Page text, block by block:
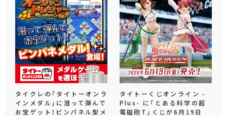
タイクレの「タイトーオンラ
インメダル」に潜って弾んで
お宝ゲット！ピンパネル型メ
タイトーくじオンライン -
Plus- に「とある科学の超
電磁砲T」くじが6月19日